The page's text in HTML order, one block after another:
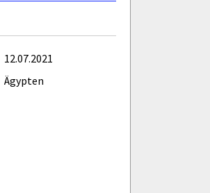
12.07.2021
Ägypten